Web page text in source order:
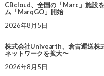
CBcloud、全国の「Marq」施設
ム「MarqGO」開始
2026年8月5日
株式会社Univearth、倉吉運送株
ネットワークを拡大〜
2026年8月5日